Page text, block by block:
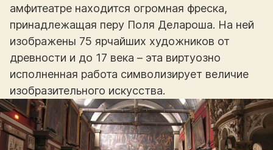
амфитеатре находится огромная фреска,
принадлежащая перу Поля Делароша. На ней
изображены 75 ярчайших художников от
древности и до 17 века – эта виртуозно
исполненная работа символизирует величие
изобразительного искусства.